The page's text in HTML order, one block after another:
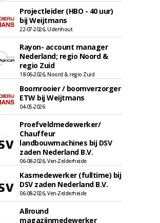
Projectleider (HBO - 40 uur)
bij Weijtmans
22-07-2026, Udenhout
Rayon- account manager
Nederland; regio Noord &
regio Zuid
18-06-2026, Noord & regio Zuid
Boomrooier / boomverzorger
ETW bij Weijtmans
04-05-2026
Proefveldmedewerker/
Chauffeur
landbouwmachines bij DSV
zaden Nederland B.V.
06-08-2026, Ven-Zelderheide
Kasmedewerker (fulltime) bij
DSV zaden Nederland B.V.
06-08-2026, Ven-Zelderheide
Allround
magazijnmedewerker